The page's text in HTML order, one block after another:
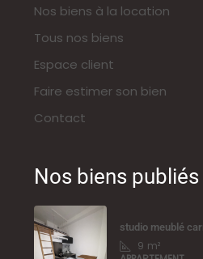
Nos biens à la location
Tous nos biens
Espace client
Faire estimer son bien
Contact
Nos biens
studio meublé
9 m²